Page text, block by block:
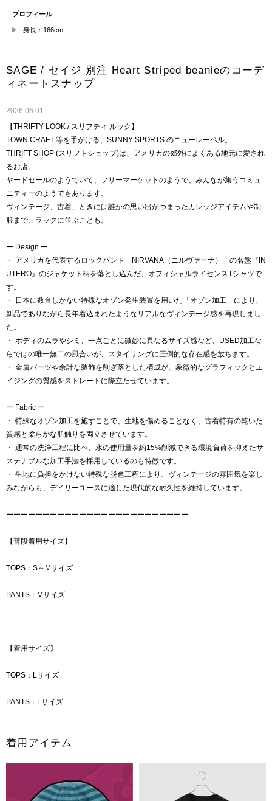
プロフィール
身長：166cm
SAGE / セイジ 別注 Heart Striped beanieのコーデ
ィネートスナップ
2026.06.01
【THRIFTY LOOK / スリフティ ルック】
TOWN CRAFT 等を手がける、SUNNY SPORTS のニューレーベル。
THRIFT SHOP (スリフトショップ)は、アメリカの郊外によくある地元に愛され
るお店。
ヤードセールのようでいて、フリーマーケットのようで、みんなが集うコミュ
ニティーのようでもあります。
ヴィンテージ、古着、ときには誰かの思い出がつまったカレッジアイテムや制
服まで、ラックに並ぶことも。
ー Design ー
・ アメリカを代表するロックバンド「NIRVANA（ニルヴァーナ）」の名盤『IN
UTERO』のジャケット柄を落とし込んだ、オフィシャルライセンスTシャツで
す。
・ 日本に数台しかない特殊なオゾン発生装置を用いた「オゾン加工」により、
新品でありながら長年着込まれたようなリアルなヴィンテージ感を再現しまし
た。
・ ボディのムラやシミ、一点ごとに微妙に異なるサイズ感など、USED加工な
らではの唯一無二の風合いが、スタイリングに圧倒的な存在感を放ちます。
・ 金属パーツや余計な装飾を削ぎ落とした構成が、象徴的なグラフィックとエ
イジングの質感をストレートに際立たせています。
ー Fabric ー
・ 特殊なオゾン加工を施すことで、生地を傷めることなく、古着特有の乾いた
質感と柔らかな肌触りを両立させています。
・ 通常の洗浄工程に比べ、水の使用量を約15%削減できる環境負荷を抑えたサ
ステナブルな加工手法を採用しているのも特徴です。
・ 生地に負担をかけない特殊な脱色工程により、ヴィンテージの雰囲気を楽し
みながらも、デイリーユースに適した現代的な耐久性を維持しています。
ーーーーーーーーーーーーーーーーーーーーーーーーー
【普段着用サイズ】
TOPS：S～Mサイズ
PANTS：Mサイズ
――――――――――――――――――――――――
【着用サイズ】
TOPS：Lサイズ
PANTS：Lサイズ
着用アイテム